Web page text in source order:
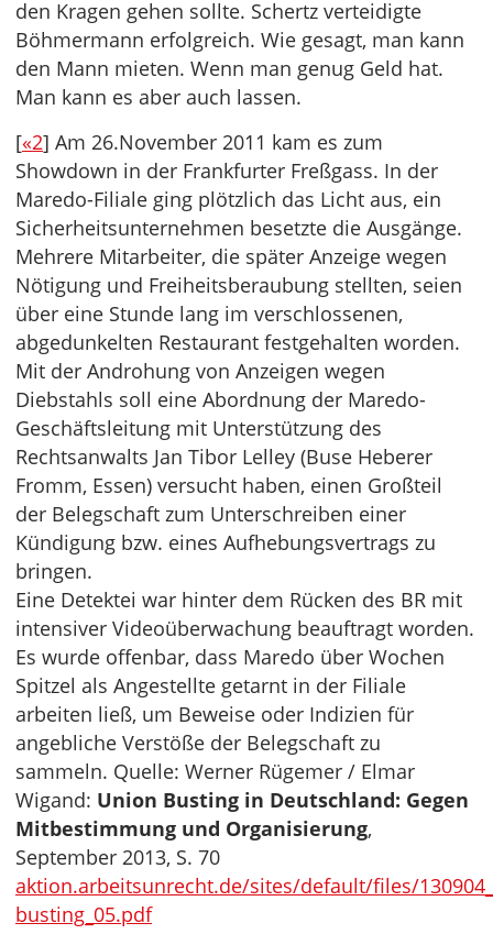
den Kragen gehen sollte. Schertz verteidigte
Böhmermann erfolgreich. Wie gesagt, man kann
den Mann mieten. Wenn man genug Geld hat.
Man kann es aber auch lassen.
[«2] Am 26.November 2011 kam es zum
Showdown in der Frankfurter Freßgass. In der
Maredo-Filiale ging plötzlich das Licht aus, ein
Sicherheitsunternehmen besetzte die Ausgänge.
Mehrere Mitarbeiter, die später Anzeige wegen
Nötigung und Freiheitsberaubung stellten, seien
über eine Stunde lang im verschlossenen,
abgedunkelten Restaurant festgehalten worden.
Mit der Androhung von Anzeigen wegen
Diebstahls soll eine Abordnung der Maredo-
Geschäftsleitung mit Unterstützung des
Rechtsanwalts Jan Tibor Lelley (Buse Heberer
Fromm, Essen) versucht haben, einen Großteil
der Belegschaft zum Unterschreiben einer
Kündigung bzw. eines Aufhebungsvertrags zu
bringen.
Eine Detektei war hinter dem Rücken des BR mit
intensiver Videoüberwachung beauftragt worden.
Es wurde offenbar, dass Maredo über Wochen
Spitzel als Angestellte getarnt in der Filiale
arbeiten ließ, um Beweise oder Indizien für
angebliche Verstöße der Belegschaft zu
sammeln. Quelle: Werner Rügemer / Elmar
Wigand: Union Busting in Deutschland: Gegen
Mitbestimmung und Organisierung,
September 2013, S. 70
aktion.arbeitsunrecht.de/sites/default/files/
busting_05.pdf